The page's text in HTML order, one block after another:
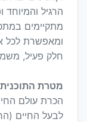
מתקיימים
ומאפשרת לכל
חלק פעיל,
מטרת
הכרת עולם החי
לבעל החיים